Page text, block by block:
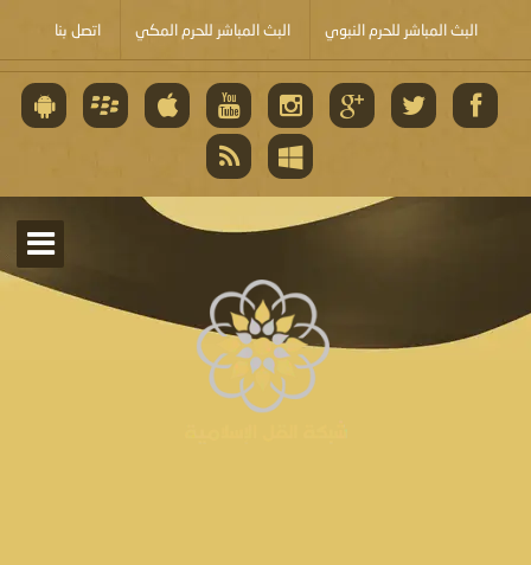
البث المباشر للحرم النبوي البث المباشر للحرم المكي اتصل بنا